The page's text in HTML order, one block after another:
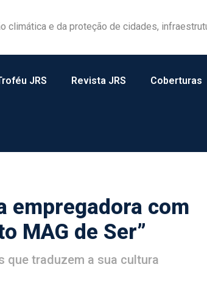
na gestão de riscos no campo
JRS Revista JRS Coberturas
empregadora com
MAG de Ser”
que traduzem a sua cultura